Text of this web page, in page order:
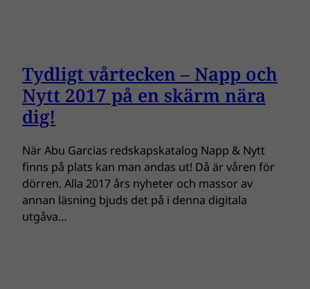
Tydligt vårtecken – Napp och
Nytt 2017 på en skärm nära
dig!
När Abu Garcias redskapskatalog Napp & Nytt
finns på plats kan man andas ut! Då är våren för
dörren. Alla 2017 års nyheter och massor av
annan läsning bjuds det på i denna digitala
utgåva…